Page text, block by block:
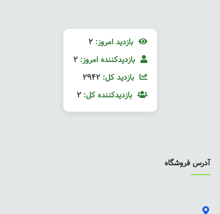
بازدید امروز: 2
بازدیدکننده امروز: 2
بازدید کل: 2942
بازدیدکننده کل: 2
آدرس فروشگاه